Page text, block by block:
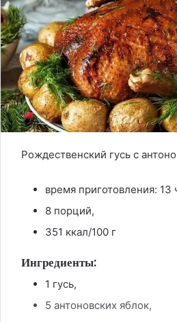
Рождественский гусь с
время приготовления: 13
8 порций,
351 ккал/100 г
Ингредиенты:
1 гусь,
5 антоновских яблок,